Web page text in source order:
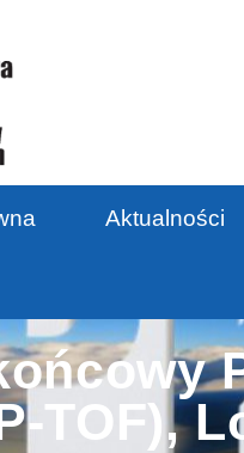
Aktualności
TOF),